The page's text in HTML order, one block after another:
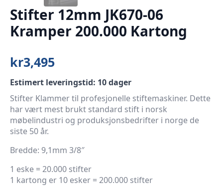
Stifter 12mm JK670-06
Kramper 200.000 Kartong
kr3,495
Estimert leveringstid: 10 dager
Stifter Klammer til profesjonelle stiftemaskiner. Dette
har vært mest brukt standard stift i norsk
møbelindustri og produksjonsbedrifter i norge de
siste 50 år.
Bredde: 9,1mm 3/8″
1 eske = 20.000 stifter
1 kartong er 10 esker = 200.000 stifter